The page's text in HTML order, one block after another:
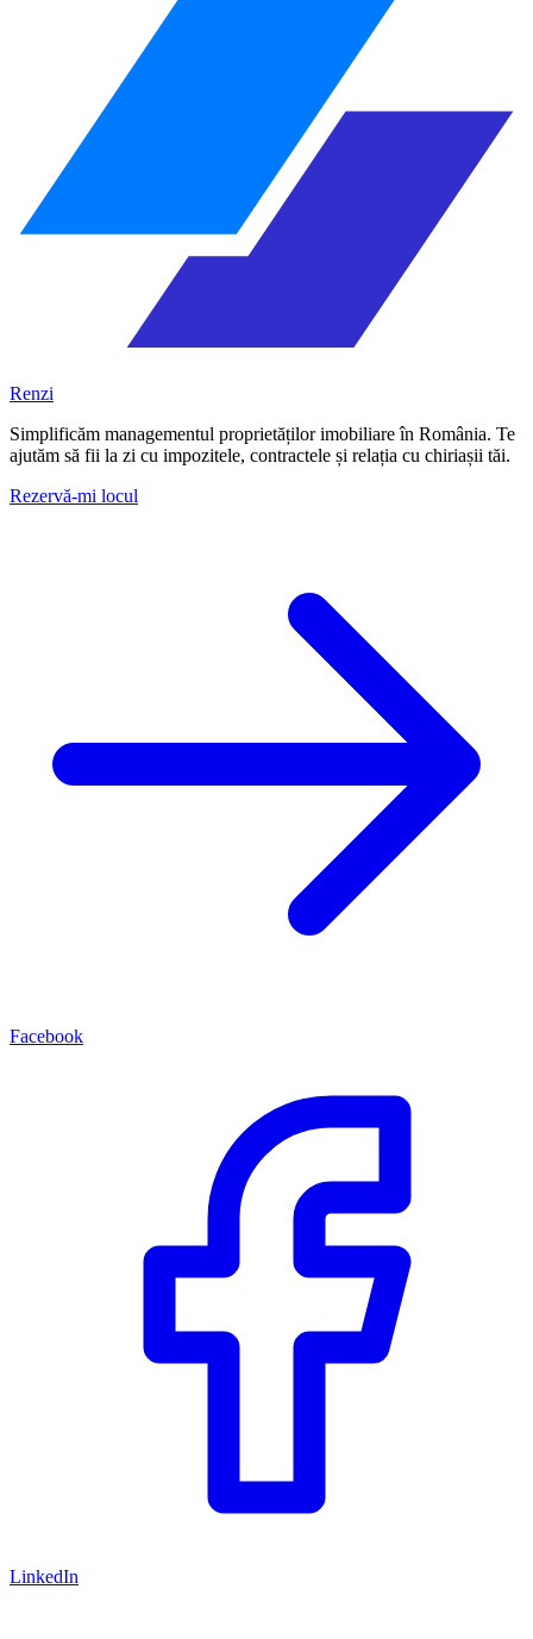
Renzi
Simplificăm managementul proprietăților imobiliare în România. Te
ajutăm să fii la zi cu impozitele, contractele și relația cu chiriașii tăi.
Rezervă-mi locul
Facebook
LinkedIn